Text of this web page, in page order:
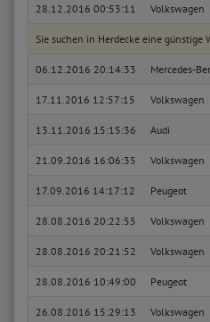
28.12.2016 00:53:11 Volkswagen
Sie suchen in Herdecke eine günstige
06.12.2016 20:14:33 Mercedes-
17.11.2016 12:57:15 Volkswagen
13.11.2016 15:15:36 Audi
21.09.2016 16:06:35 Volkswagen
17.09.2016 14:17:12 Peugeot
28.08.2016 20:22:55 Volkswagen
28.08.2016 20:21:52 Volkswagen
28.08.2016 10:49:00 Peugeot
26.08.2016 15:29:13 Volkswagen